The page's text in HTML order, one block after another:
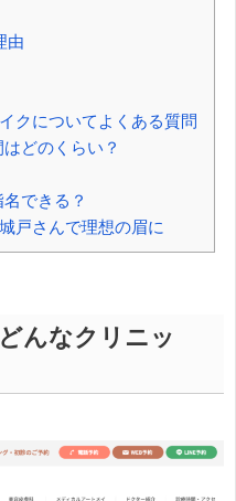
由
クについてよくある質問
どのくらい？
できる？
戸さんで理想の眉に
んなクリニッ